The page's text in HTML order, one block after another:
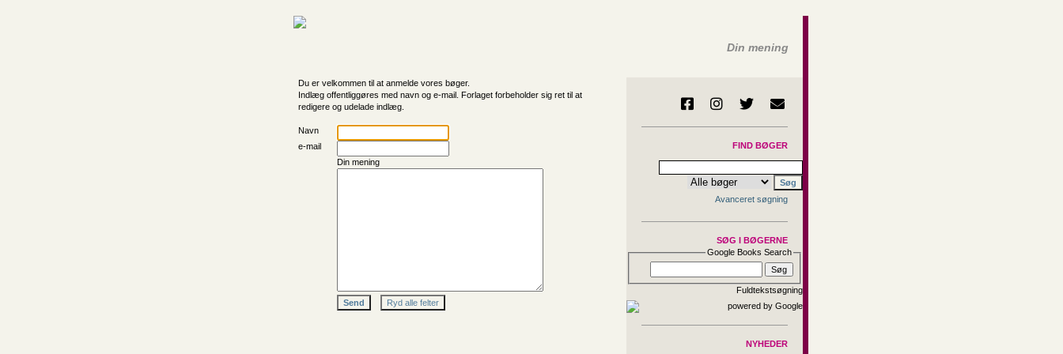
Din mening
Du er velkommen til at anmelde vores bøger.
Indlæg offentliggøres med navn og e-mail. Forlaget forbeholder sig ret til at
redigere og udelade indlæg.
Navn
e-mail
Din mening
FIND BØGER
Avanceret søgning
SØG I BØGERNE
Google Books Search
Fuldtekstsøgning
NYHEDER